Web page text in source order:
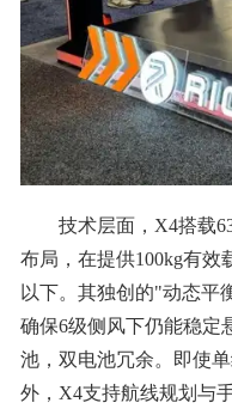
技术层面，X4搭载
布局，在提供100kg有效
以下。其独创的"动态平
确保6级侧风下仍能稳定
池，双电池冗余。即使
外，X4支持航线规划与